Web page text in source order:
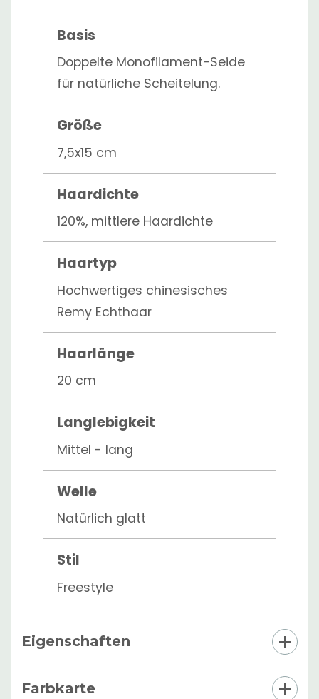
Basis
Doppelte Monofilament-Seide
für natürliche Scheitelung.
Größe
7,5x15 cm
Haardichte
120%, mittlere Haardichte
Haartyp
Hochwertiges chinesisches
Remy Echthaar
Haarlänge
20 cm
Langlebigkeit
Mittel - lang
Welle
Natürlich glatt
Stil
Freestyle
Eigenschaften
Farbkarte